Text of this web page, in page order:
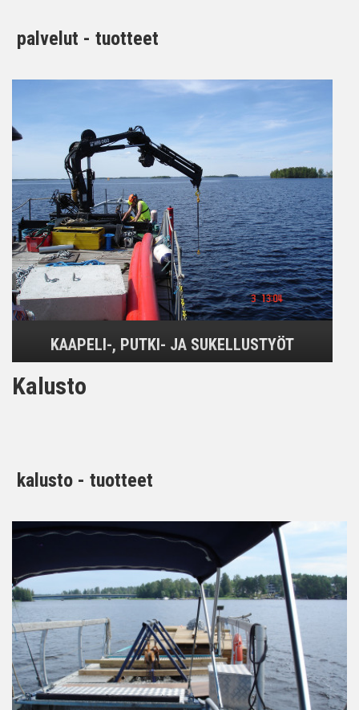
palvelut - tuotteet
KAAPELI-, PUTKI- JA SUKELLUSTYÖT
Kalusto
kalusto - tuotteet